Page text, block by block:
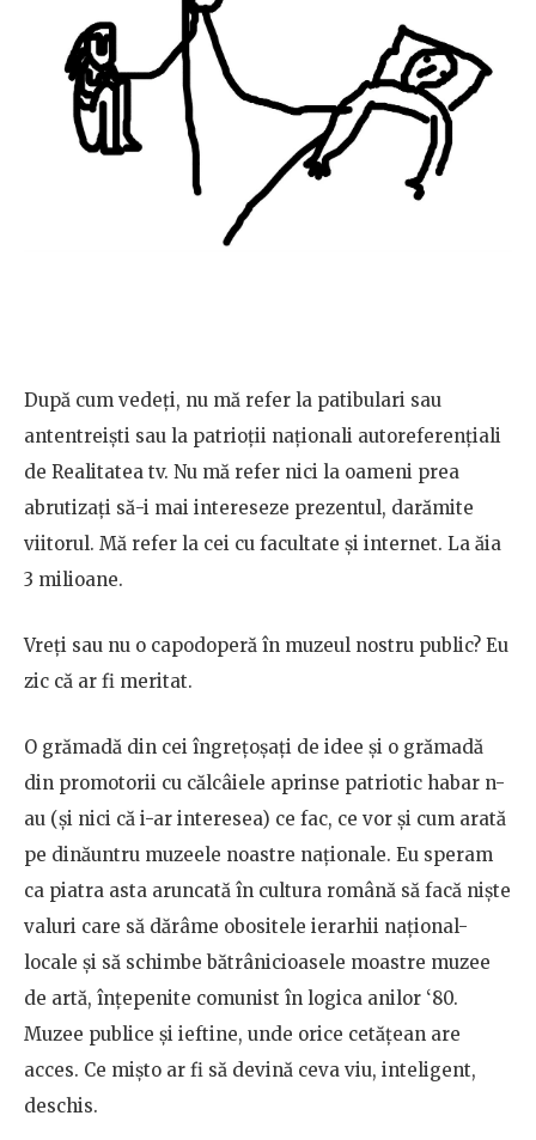
După cum vedeţi, nu mă refer la patibulari sau
antentreiști sau la patrioţii naţionali autoreferențiali
de Realitatea tv. Nu mă refer nici la oameni prea
abrutizaţi să-i mai intereseze prezentul, darămite
viitorul. Mă refer la cei cu facultate şi internet. La ăia
3 milioane.
Vreţi sau nu o capodoperă în muzeul nostru public? Eu
zic că ar fi meritat.
O grămadă din cei îngreţoşaţi de idee şi o grămadă
din promotorii cu călcâiele aprinse patriotic habar n-
au (şi nici că i-ar interesea) ce fac, ce vor şi cum arată
pe dinăuntru muzeele noastre naţionale. Eu speram
ca piatra asta aruncată în cultura română să facă nişte
valuri care să dărâme obositele ierarhii național-
locale şi să schimbe bătrânicioasele moastre muzee
de artă, înţepenite comunist în logica anilor ‘80.
Muzee publice şi ieftine, unde orice cetăţean are
acces. Ce mişto ar fi să devină ceva viu, inteligent,
deschis.